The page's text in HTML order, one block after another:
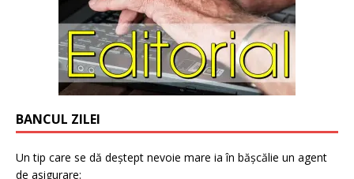
BANCUL ZILEI
Un tip care se dă deștept nevoie mare ia în bășcălie un agent
de asigurare: